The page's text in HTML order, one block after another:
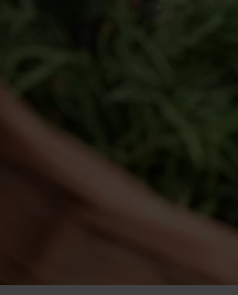
Abreise